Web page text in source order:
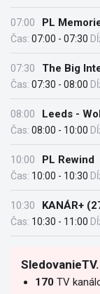
07:00 PL
Čas: 07:00 - 07:30
07:30 The Big
Čas: 07:30 - 08:00
08:00 Leeds -
Čas: 08:00 - 10:00
10:00 PL Rewind
Čas: 10:00 - 10:30
10:30 KANÁR+
Čas: 10:30 - 11:00
170 TV